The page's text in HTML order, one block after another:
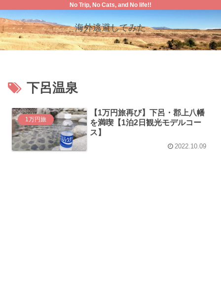
No Trip, No Cats, and No life!!
海外逃避してみた
下呂温泉
1万円旅
【1万円旅再び】下呂・郡上八幡
を満喫【1泊2日観光モデルコー
ス】
2022.10.09